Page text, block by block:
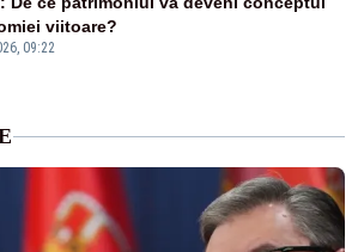
09:22
viitoare?